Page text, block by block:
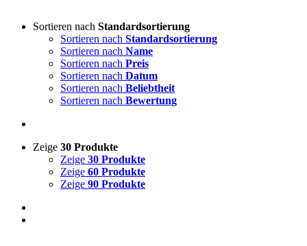
Sortieren nach Standardsortierung
Sortieren nach Standardsortierung
Sortieren nach Name
Sortieren nach Preis
Sortieren nach Datum
Sortieren nach Beliebtheit
Sortieren nach Bewertung
Zeige 30 Produkte
Zeige 30 Produkte
Zeige 60 Produkte
Zeige 90 Produkte